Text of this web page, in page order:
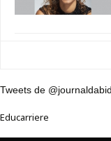
Tweets de
Educarriere